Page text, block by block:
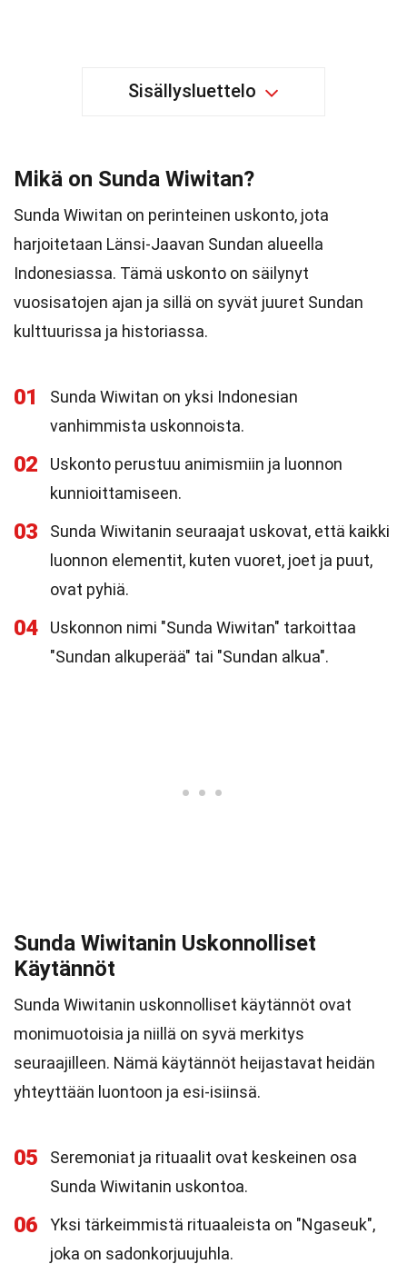
Sisällysluettelo
Mikä on Sunda Wiwitan?
Sunda Wiwitan on perinteinen uskonto, jota
harjoitetaan Länsi-Jaavan Sundan alueella
Indonesiassa. Tämä uskonto on säilynyt
vuosisatojen ajan ja sillä on syvät juuret Sundan
kulttuurissa ja historiassa.
01
Sunda Wiwitan on yksi Indonesian
vanhimmista uskonnoista.
02
Uskonto perustuu animismiin ja luonnon
kunnioittamiseen.
03
Sunda Wiwitanin seuraajat uskovat, että kaikki
luonnon elementit, kuten vuoret, joet ja puut,
ovat pyhiä.
04
Uskonnon nimi "Sunda Wiwitan" tarkoittaa
"Sundan alkuperää" tai "Sundan alkua".
Sunda Wiwitanin Uskonnolliset
Käytännöt
Sunda Wiwitanin uskonnolliset käytännöt ovat
monimuotoisia ja niillä on syvä merkitys
seuraajilleen. Nämä käytännöt heijastavat heidän
yhteyttään luontoon ja esi-isiinsä.
05
Seremoniat ja rituaalit ovat keskeinen osa
Sunda Wiwitanin uskontoa.
06
Yksi tärkeimmistä rituaaleista on "Ngaseuk",
joka on sadonkorjuujuhla.